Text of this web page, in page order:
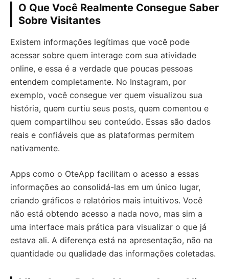
O Que Você Realmente Consegue Saber
Sobre Visitantes
Existem informações legítimas que você pode
acessar sobre quem interage com sua atividade
online, e essa é a verdade que poucas pessoas
entendem completamente. No Instagram, por
exemplo, você consegue ver quem visualizou sua
história, quem curtiu seus posts, quem comentou e
quem compartilhou seu conteúdo. Essas são dados
reais e confiáveis que as plataformas permitem
nativamente.
Apps como o OteApp facilitam o acesso a essas
informações ao consolidá-las em um único lugar,
criando gráficos e relatórios mais intuitivos. Você
não está obtendo acesso a nada novo, mas sim a
uma interface mais prática para visualizar o que já
estava ali. A diferença está na apresentação, não na
quantidade ou qualidade das informações coletadas.